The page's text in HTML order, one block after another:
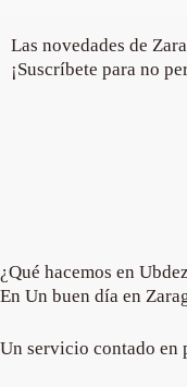
Las novedades de
¡Suscríbete para no
¿Qué hacemos en
En Un buen día en
Un servicio contado en